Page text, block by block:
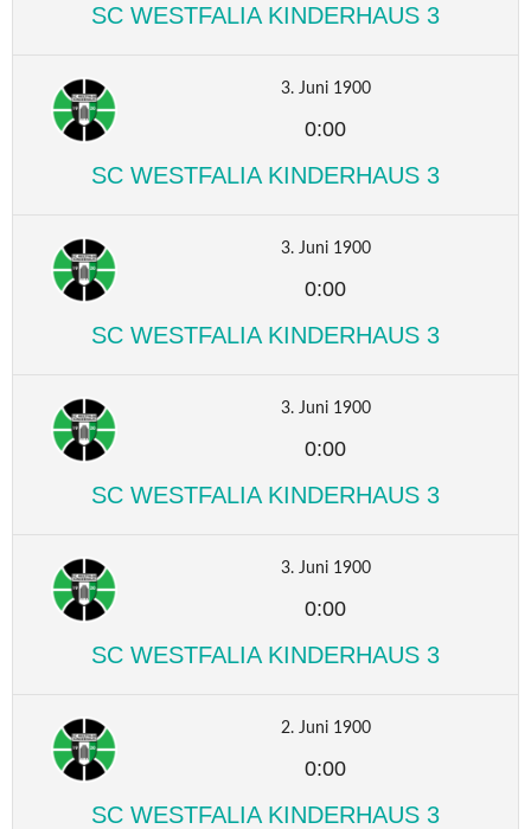
SC WESTFALIA KINDERHAUS 3
3. Juni 1900
0:00
SC WESTFALIA KINDERHAUS 3
3. Juni 1900
0:00
SC WESTFALIA KINDERHAUS 3
3. Juni 1900
0:00
SC WESTFALIA KINDERHAUS 3
3. Juni 1900
0:00
SC WESTFALIA KINDERHAUS 3
2. Juni 1900
0:00
SC WESTFALIA KINDERHAUS 3